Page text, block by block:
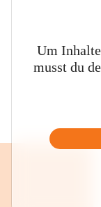
Um
musst du